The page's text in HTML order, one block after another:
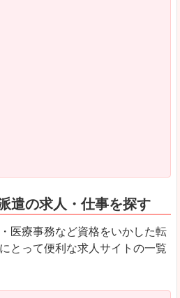
遣の求人・仕事を探す
医療事務など資格をいかした転
とって便利な求人サイトの一覧